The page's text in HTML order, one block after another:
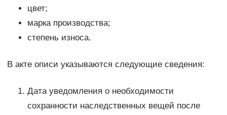
цвет;
марка производства;
степень износа.
В акте описи указываются следующие сведения:
Дата уведомления о необходимости
сохранности наследственных вещей после